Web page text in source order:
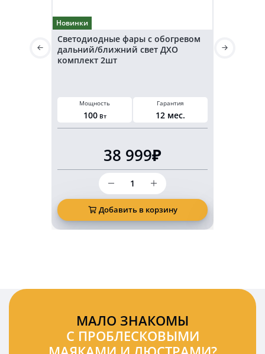
Новинки
Светодиодные фары с обогревом
дальний/ближний свет ДХО
комплект 2шт
Мощность
100 Вт
Гарантия
12 мес.
38 999₽
Количество
товара
Светодиодные
фары
с
обогревом
Добавить в корзину
дальнего
МАЛО ЗНАКОМЫ
С ПРОБЛЕСКОВЫМИ